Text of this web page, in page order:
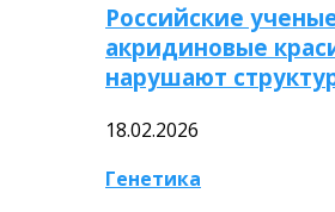
Российские
акридиновые
нарушают
18.02.2026
Генетика